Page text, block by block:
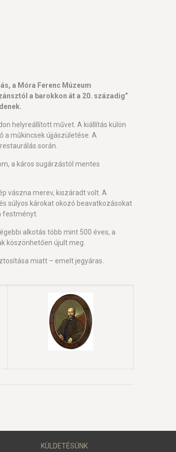
a Móra Ferenc Múzeum
a barokkon át a 20. századig”
helyreállított művet. A kiállítás külön
a műkincsek újjászületése. A
során.
a káros sugárzástól mentes
vászna merev, kiszáradt volt. A
súlyos károkat okozó beavatkozásokat
festményt.
alkotás több mint 500 éves, a
köszönhetően újult meg.
miatt – emelt jegyáras.
KÜLDETÉSÜNK